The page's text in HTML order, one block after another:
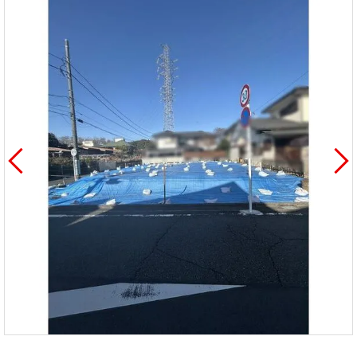
件
を
探
す
探す
購入向け
住宅ロー
レーショ
ン
ラス（お
役立ちコ
ラム）
住まいと
売却向け
サービス
周辺相場
検索
住まい1プ
ラス（お
役立ちコ
ラム）
ック）
売却ガイ
ド
会社案内
（電子ブ
ック版）